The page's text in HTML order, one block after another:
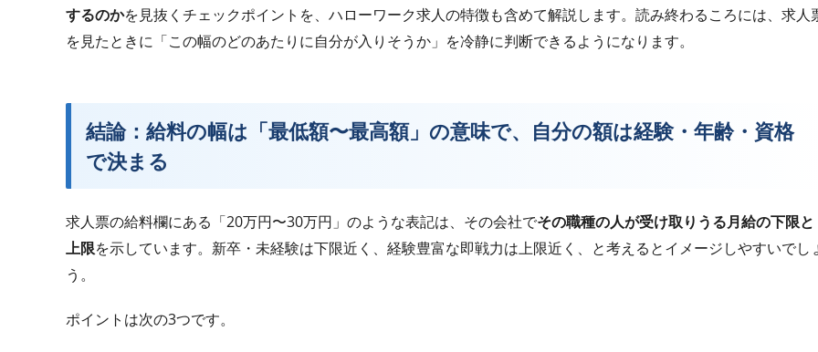
するのかを見抜くチェックポイントを、ハローワーク求人の特徴も含めて解説します。読み終わるころには、求人
を見たときに「この幅のどのあたりに自分が入りそうか」を冷静に判断できるようになります。
結論：給料の幅は「最低額〜最高額」の意味で、自分の額は経験・年齢・資格
で決まる
求人票の給料欄にある「20万円〜30万円」のような表記は、その会社でその職種の人が受け取りうる月給の下限と
上限を示しています。新卒・未経験は下限近く、経験豊富な即戦力は上限近く、と考えるとイメージしやすいでし
う。
ポイントは次の3つです。